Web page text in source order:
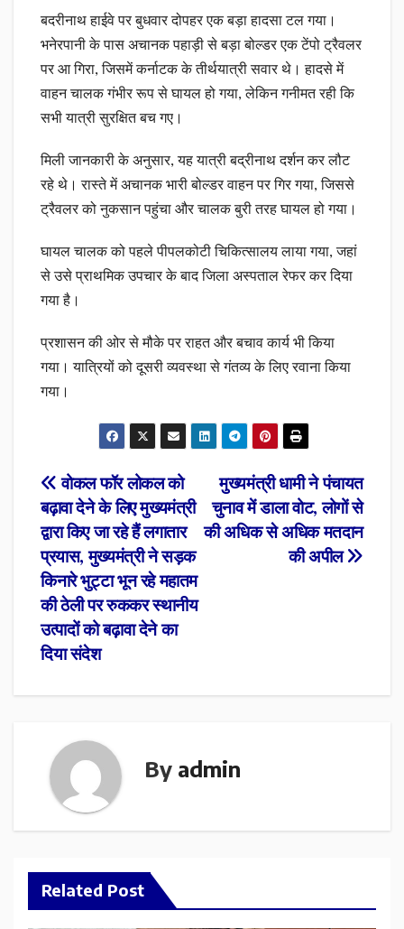
बदरीनाथ हाईवे पर बुधवार दोपहर एक बड़ा हादसा टल गया।
भनेरपानी के पास अचानक पहाड़ी से बड़ा बोल्डर एक टेंपो ट्रैवलर
पर आ गिरा, जिसमें कर्नाटक के तीर्थयात्री सवार थे। हादसे में
वाहन चालक गंभीर रूप से घायल हो गया, लेकिन गनीमत रही कि
सभी यात्री सुरक्षित बच गए।
मिली जानकारी के अनुसार, यह यात्री बद्रीनाथ दर्शन कर लौट
रहे थे। रास्ते में अचानक भारी बोल्डर वाहन पर गिर गया, जिससे
ट्रैवलर को नुकसान पहुंचा और चालक बुरी तरह घायल हो गया।
घायल चालक को पहले पीपलकोटी चिकित्सालय लाया गया, जहां
से उसे प्राथमिक उपचार के बाद जिला अस्पताल रेफर कर दिया
गया है।
प्रशासन की ओर से मौके पर राहत और बचाव कार्य भी किया
गया। यात्रियों को दूसरी व्यवस्था से गंतव्य के लिए रवाना किया
गया।
Post
navigation
मुख्यमंत्री धामी ने पंचायत
चुनाव में डाला वोट, लोगों से
की अधिक से अधिक मतदान
की अपील
वोकल फॉर लोकल को
बढ़ावा देने के लिए मुख्यमंत्री
द्वारा किए जा रहे हैं लगातार
प्रयास, मुख्यमंत्री ने सड़क
किनारे भुट्टा भून रहे महातम
की ठेली पर रुककर स्थानीय
उत्पादों को बढ़ावा देने का
दिया संदेश
By admin
Related Post